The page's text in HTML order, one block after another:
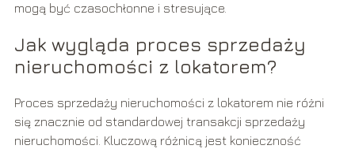
mogą być czasochłonne i stresujące.
Jak wygląda proces sprzedaży
nieruchomości z lokatorem?
Proces sprzedaży nieruchomości z lokatorem nie różni
się znacznie od standardowej transakcji sprzedaży
nieruchomości. Kluczową różnicą jest konieczność